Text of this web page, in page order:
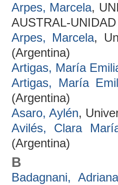
Arpes, Marcela,
AUSTRAL-
Arpes, Marcela,
(Argentina)
Artigas, María
Artigas, María
(Argentina)
Asaro, Aylén,
Avilés, Clara
(Argentina)
B
Badagnani,